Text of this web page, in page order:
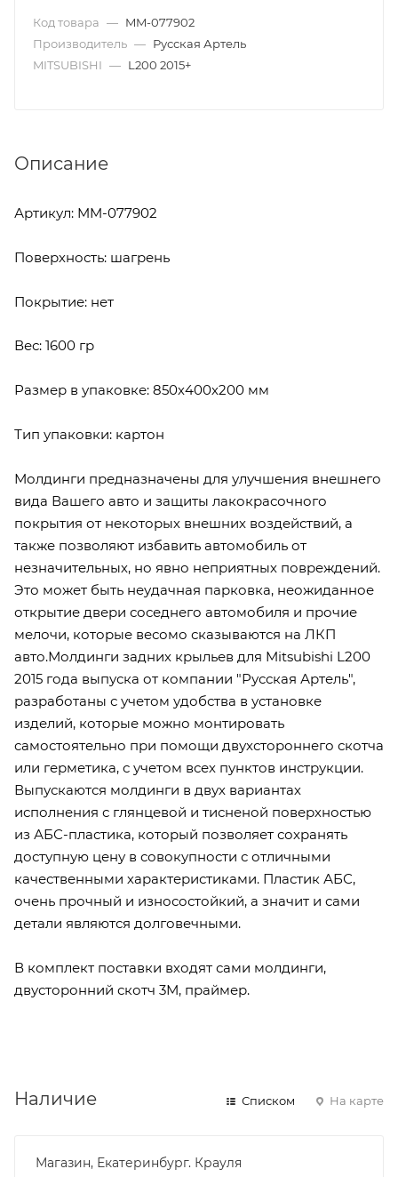
Код товара — MM-077902
Производитель — Русская Артель
MITSUBISHI — L200 2015+
Описание
Артикул: MM-077902
Поверхность: шагрень
Покрытие: нет
Вес: 1600 гр
Размер в упаковке: 850х400х200 мм
Тип упаковки: картон
Молдинги предназначены для улучшения внешнего
вида Вашего авто и защиты лакокрасочного
покрытия от некоторых внешних воздействий, а
также позволяют избавить автомобиль от
незначительных, но явно неприятных повреждений.
Это может быть неудачная парковка, неожиданное
открытие двери соседнего автомобиля и прочие
мелочи, которые весомо сказываются на ЛКП
авто.Молдинги задних крыльев для Mitsubishi L200
2015 года выпуска от компании "Русская Артель",
разработаны с учетом удобства в установке
изделий, которые можно монтировать
самостоятельно при помощи двухстороннего скотча
или герметика, с учетом всех пунктов инструкции.
Выпускаются молдинги в двух вариантах
исполнения с глянцевой и тисненой поверхностью
из АБС-пластика, который позволяет сохранять
доступную цену в совокупности с отличными
качественными характеристиками. Пластик АБС,
очень прочный и износостойкий, а значит и сами
детали являются долговечными.
В комплект поставки входят сами молдинги,
двусторонний скотч 3М, праймер.
Наличие Списком На карте
Магазин, Екатеринбург. Крауля